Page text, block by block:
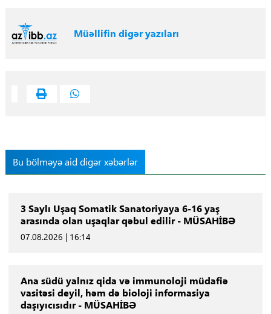
Müəllifin digər yazıları
Bu bölməyə aid digər xəbərlər
3 Saylı Uşaq Somatik Sanatoriyaya 6-16 yaş
arasında olan uşaqlar qəbul edilir - MÜSAHİBƏ
07.08.2026 | 16:14
Ana südü yalnız qida və immunoloji müdafiə
vasitəsi deyil, həm də bioloji informasiya
daşıyıcısıdır - MÜSAHİBƏ